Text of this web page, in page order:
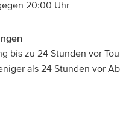
20:00 Uhr
bis zu 24 Stunden vor
als 24 Stunden vor